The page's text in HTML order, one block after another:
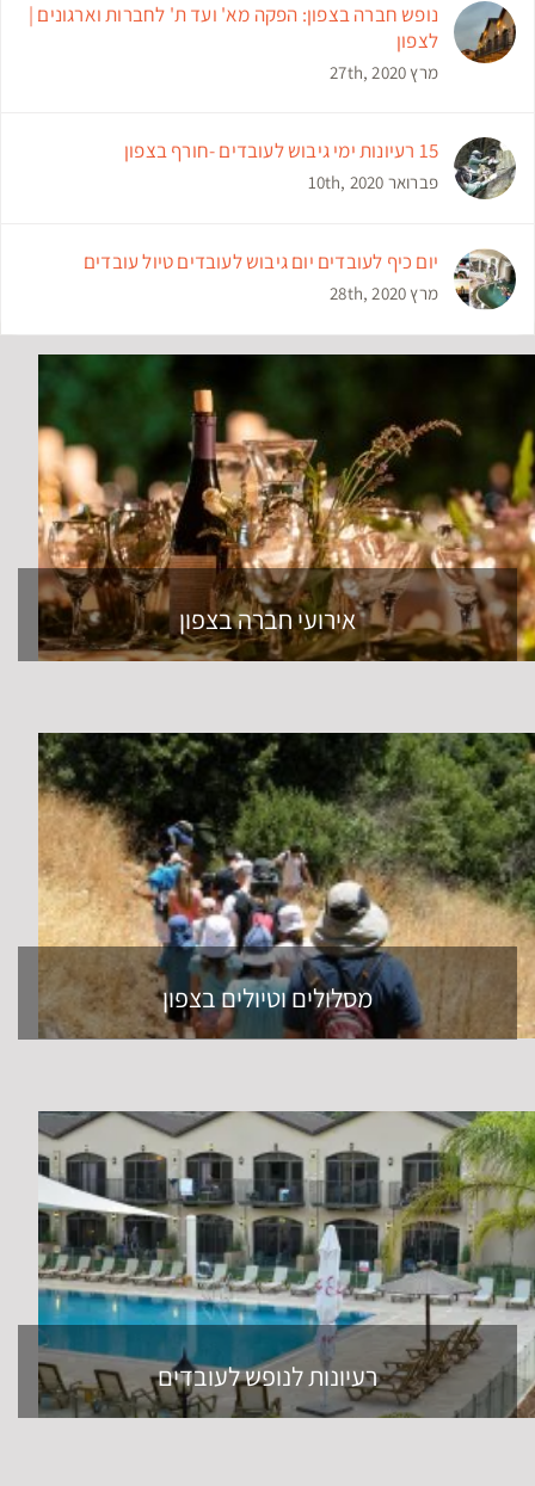
נופש חברה בצפון: הפקה מא' ועד ת' לחברות וארגונים |
לצפון
מרץ 27th, 2020
15 רעיונות ימי גיבוש לעובדים -חורף בצפון
פברואר 10th, 2020
יום כיף לעובדים יום גיבוש לעובדים טיול עובדים
מרץ 28th, 2020
אירועי חברה בצפון
מסלולים וטיולים בצפון
רעיונות לנופש לעובדים